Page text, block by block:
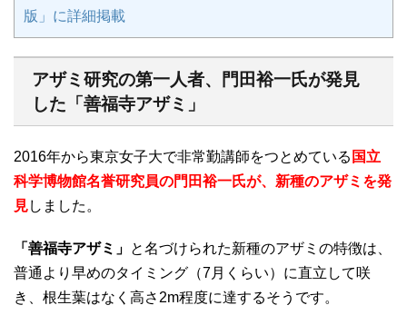
版」に詳細掲載
アザミ研究の第一人者、門田裕一氏が発見
した「善福寺アザミ」
2016年から東京女子大で非常勤講師をつとめている 国立
科学博物館名誉研究員の門田裕一氏が、新種のアザミを発
見しました。
「善福寺アザミ」 と名づけられた新種のアザミの特徴は、
普通より早めのタイミング（7月くらい）に直立して咲
き、根生葉はなく高さ2m程度に達するそうです。